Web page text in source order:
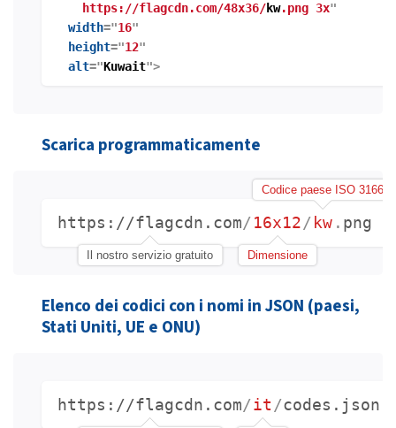
https://flagcdn.com/48x36/kw.png 3x"
width="16"
height="12"
alt="Kuwait">
Scarica programmaticamente
https://flagcdn.com
Il nostro servizio gratuito
/16x12
Dimensione
/kw
Codice paese ISO 3166
. png
Elenco dei codici con i nomi in JSON (paesi,
Stati Uniti, UE e ONU)
https://flagcdn.com/it /codes.json